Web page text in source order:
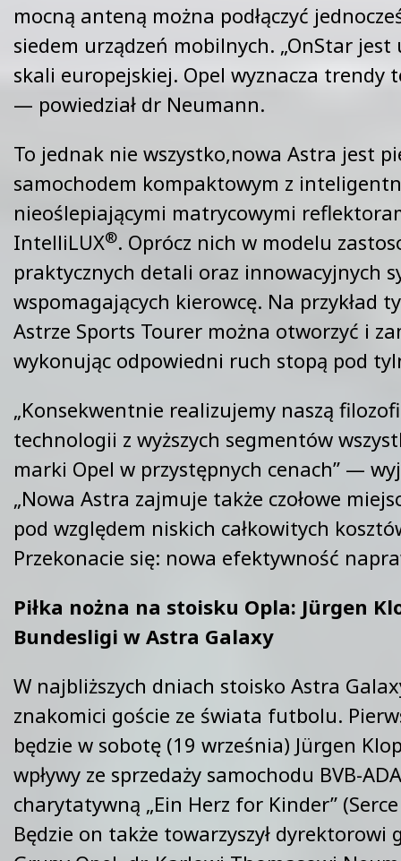
mocną anteną można podłączyć
siedem urządzeń mobilnych. „OnStar
skali europejskiej. Opel wyznacza trendy
— powiedział dr Neumann.
To jednak nie wszystko,nowa Astra jest
samochodem kompaktowym z
nieoślepiającymi matrycowymi
IntelliLUX®. Oprócz nich w modelu
praktycznych detali oraz innowacyjnych
wspomagających kierowcę. Na przykład
Astrze Sports Tourer można otworzyć i
wykonując odpowiedni ruch stopą pod
„Konsekwentnie realizujemy naszą
technologii z wyższych segmentów
marki Opel w przystępnych cenach” —
„Nowa Astra zajmuje także czołowe
pod względem niskich całkowitych
Przekonacie się: nowa efektywność
Piłka nożna na stoisku Opla: Jürgen
Bundesligi w Astra Galaxy
W najbliższych dniach stoisko Astra
znakomici goście ze świata futbolu.
będzie w sobotę (19 września) Jürgen
wpływy ze sprzedaży samochodu BVB-
charytatywną „Ein Herz for Kinder”
Będzie on także towarzyszył dyrektorowi